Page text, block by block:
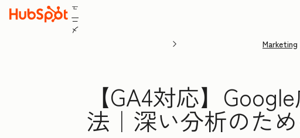
メ
ニ
ュ
Marketing
【GA4対応】
法｜深い分析のた